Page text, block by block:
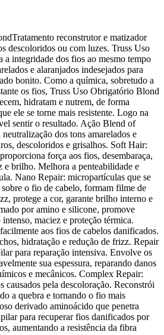
reconstrutor e matizador
descoloridos ou com luzes. Truss Uso
integridade dos fios ao mesmo tempo
e alaranjados indesejados para
bonito. Como a química, sobretudo a
os fios, Truss Uso Obrigatório Blond
hidratam e nutrem, de forma
ele se torne mais resistente. Logo na
sentir o resultado. Ação Blend of
dos tons amarelados e
descoloridos e grisalhos. Soft Hair:
força aos fios, desembaraça,
e brilho. Melhora a penteabilidade e
Nano Repair: micropartículas que se
o fio de cabelo, formam filme de
protege a cor, garante brilho interno e
por amino e silicone, promove
maciez e proteção térmica.
aos fios de cabelos danificados.
hidratação e redução de frizz. Repair
para reparação intensiva. Envolve os
sua espessura, reparando danos
e mecânicos. Complex Repair:
causados pela descoloração. Reconstrói
a quebra e tornando o fio mais
derivado aminoácido que penetra
para recuperar fios danificados por
aumentando a resistência da fibra